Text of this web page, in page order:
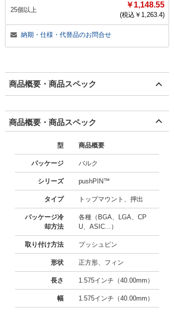
25個以上
￥1,148.55
(税込￥ 1,263.4)
納期・仕様・代替品のお問合せ
商品概要・商品スペック
商品概要・商品スペック
型 商品概要
パッケージ バルク
シリーズ pushPIN™
タイプ トップマウント、押出
パッケージ冷
却方法
各種（BGA、LGA、CP
U、ASIC...）
取り付け方法 プッシュピン
形状 正方形、フィン
長さ 1.575インチ（40.00mm）
幅 1.575インチ（40.00mm）